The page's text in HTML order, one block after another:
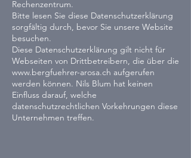
Rechenzentrum.
Bitte lesen Sie diese Datenschutzerklärung
sorgfältig durch, bevor Sie unsere Website
besuchen.
Diese Datenschutzerklärung gilt nicht für
Webseiten von Drittbetreibern, die über die
www.bergfuehrer-arosa.ch aufgerufen
werden können. Nils Blum hat keinen
Einfluss darauf, welche
datenschutzrechtlichen Vorkehrungen diese
Unternehmen treffen.